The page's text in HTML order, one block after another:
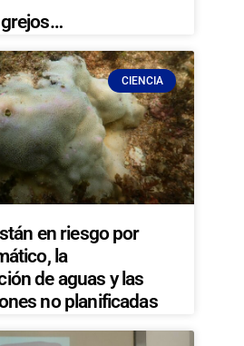
CIENCIA
en riesgo por
la
de aguas y las
no planificadas